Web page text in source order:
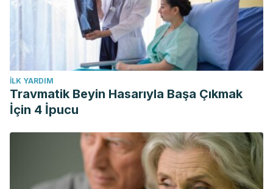
İLK YARDIM
Travmatik Beyin Hasarıyla Başa Çıkmak
İçin 4 İpucu